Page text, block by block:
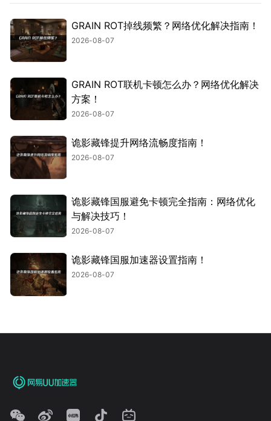
GRAIN ROT掉线频繁？网络优化解决指南！
2026-08-07
GRAIN ROT联机卡顿怎么办？网络优化解决
方案！
2026-08-07
诡影藏锋提升网络流畅度指南！
2026-08-07
诡影藏锋国服避免卡顿完全指南：网络优化
与解决技巧！
2026-08-07
诡影藏锋国服加速器设置指南！
2026-08-07